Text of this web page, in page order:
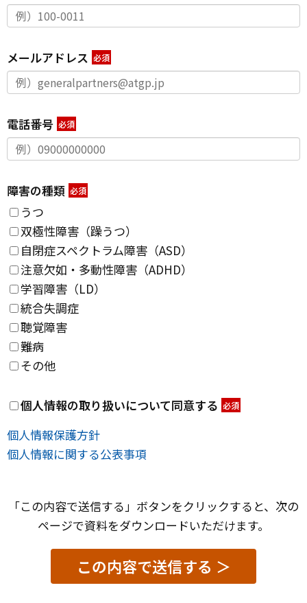
メールアドレス
電話番号
障害の種類
うつ
双極性障害（躁うつ）
自閉症スペクトラム障害（ASD）
注意欠如・多動性障害（ADHD）
学習障害（LD）
統合失調症
聴覚障害
難病
その他
個人情報の取り扱いについて同意する
個人情報保護方針
個人情報に関する公表事項
「この内容で送信する」ボタンをクリックすると、次の
ページで資料をダウンロードいただけます。